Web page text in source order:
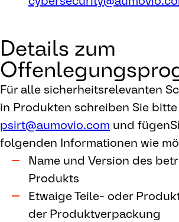
Details zum
Für alle sicherheitsrelevanten
in Produkten schreiben Sie bitte
psirt@aumovio.com und
folgenden Informationen wie
Name und Version des
Produkts
Etwaige Teile- oder
der Produktverpackung